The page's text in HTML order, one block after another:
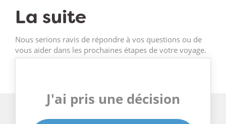
La suite
Nous serions ravis de répondre à vos questions ou de
vous aider dans les prochaines étapes de votre voyage.
J'ai pris une décision